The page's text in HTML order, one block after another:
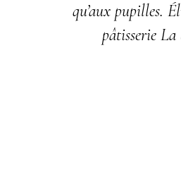
qu’aux pupilles.
pâtisserie